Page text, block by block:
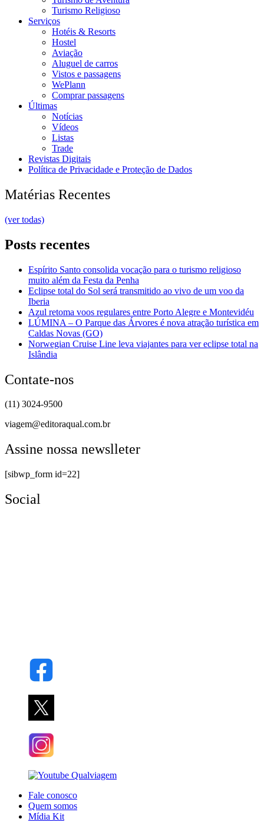
Turismo Religioso
Serviços
Hotéis & Resorts
Hostel
Aviação
Aluguel de carros
Vistos e passagens
WePlann
Comprar passagens
Últimas
Notícias
Vídeos
Listas
Trade
Revistas Digitais
Política de Privacidade e Proteção de Dados
Matérias Recentes
(ver todas)
Posts recentes
Espírito Santo consolida vocação para o turismo religioso
muito além da Festa da Penha
Eclipse total do Sol será transmitido ao vivo de um voo da
Iberia
Azul retoma voos regulares entre Porto Alegre e Montevidéu
LÚMINA – O Parque das Árvores é nova atração turística em
Caldas Novas (GO)
Norwegian Cruise Line leva viajantes para ver eclipse total na
Islândia
Contate-nos
(11) 3024-9500
viagem@editoraqual.com.br
Assine nossa newslleter
[sibwp_form id=22]
Social
Fale conosco
Quem somos
Mídia Kit